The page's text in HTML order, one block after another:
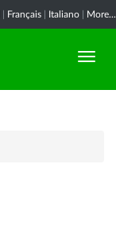
Français Italiano More...